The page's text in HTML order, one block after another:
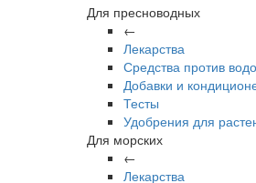
Для пресноводных
←
Лекарства
Средства против
Добавки и
Тесты
Удобрения для
Для морских
←
Лекарства